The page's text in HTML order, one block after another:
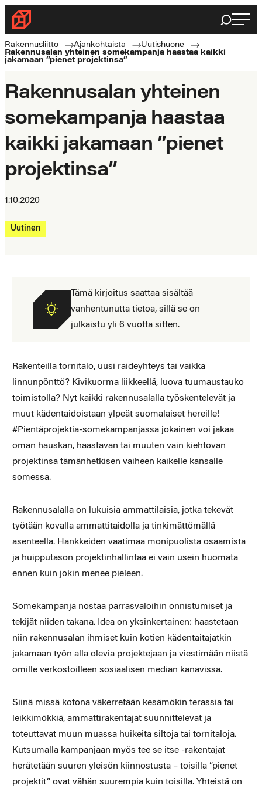
Siirry
suoraan
sisältöön
Rakennusliitto
Rakennusalan
ammattilaisten
Haku
Rakennusliitto Ajankohtaista
Uutishuone
Rakennusalan yhteinen somekampanja haastaa kaikki
jakamaan ”pienet projektinsa”
Rakennusalan yhteinen
somekampanja haastaa
kaikki jakamaan ”pienet
projektinsa”
1.10.2020
Uutinen
Tämä kirjoitus saattaa sisältää
vanhentunutta tietoa, sillä se on
julkaistu yli 6 vuotta sitten.
Rakenteilla tornitalo, uusi raideyhteys tai vaikka
linnunpönttö? Kivikuorma liikkeellä, luova tuumaustauko
toimistolla? Nyt kaikki rakennusalalla työskentelevät ja
muut kädentaidoistaan ylpeät suomalaiset hereille!
#Pientäprojektia-somekampanjassa jokainen voi jakaa
oman hauskan, haastavan tai muuten vain kiehtovan
projektinsa tämänhetkisen vaiheen kaikelle kansalle
somessa.
Rakennusalalla on lukuisia ammattilaisia, jotka tekevät
työtään kovalla ammattitaidolla ja tinkimättömällä
asenteella. Hankkeiden vaatimaa monipuolista osaamista
ja huipputason projektinhallintaa ei vain usein huomata
ennen kuin jokin menee pieleen.
Somekampanja nostaa parrasvaloihin onnistumiset ja
tekijät niiden takana. Idea on yksinkertainen: haastetaan
niin rakennusalan ihmiset kuin kotien kädentaitajatkin
jakamaan työn alla olevia projektejaan ja viestimään niistä
omille verkostoilleen sosiaalisen median kanavissa.
Siinä missä kotona väkerretään kesämökin terassia tai
leikkimökkiä, ammattirakentajat suunnittelevat ja
toteuttavat muun muassa huikeita siltoja tai tornitaloja.
Kutsumalla kampanjaan myös tee se itse -rakentajat
herätetään suuren yleisön kiinnostusta – toisilla ”pienet
projektit” ovat vähän suurempia kuin toisilla. Yhteistä on